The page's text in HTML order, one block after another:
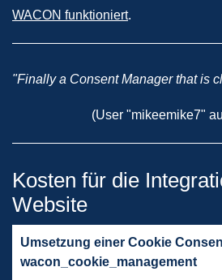
WACON funktioniert.
"Finally a Consent Manager that is
(User "mikeemike7"
Kosten für die
Website
Umsetzung einer Cookie
wacon_cookie_management